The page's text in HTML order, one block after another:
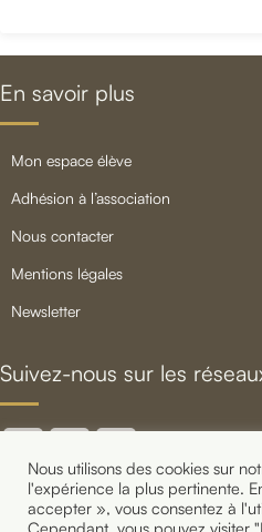
En savoir plus
mon espace élève
adhésion à l’association
nous contacter
mentions légales
newsletter
Suivez-nous sur les
Nous utilisons des cookies sur
l'expérience la plus pertinente.
accepter », vous consentez à